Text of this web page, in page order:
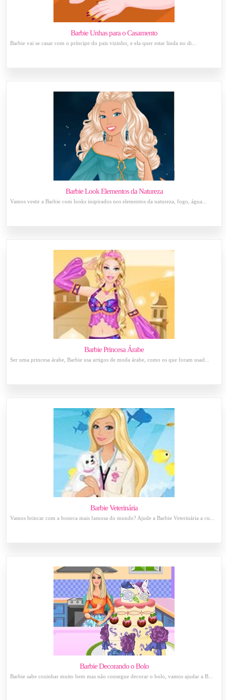
Barbie Unhas para o Casamento
Barbie vai se casar com o príncipe do pais vizinho, e ela quer estar linda no di...
Barbie Look Elementos da Natureza
Vamos vestir a Barbie com looks inspirados nos elementos da natureza, fogo, água...
Barbie Princesa Árabe
Ser uma princesa árabe, Barbie usa artigos de moda árabe, como os que foram usad...
Barbie Veterinária
Vamos brincar com a boneca mais famosa do mundo? Ajude a Barbie Veterinária a cu...
Barbie Decorando o Bolo
Barbie sabe cozinhar muito bem mas não consegue decorar o bolo, vamos ajudar a B...